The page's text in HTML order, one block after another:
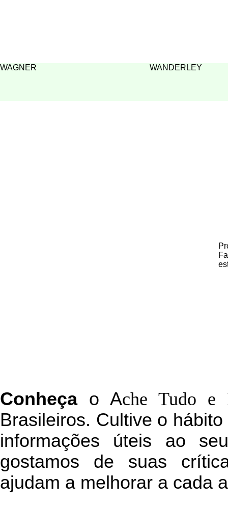
WAGNER WANDERLEY
Conheçao Ache Tudo e
Brasileiros. Cultive o
informações úteis ao
gostamos de suas
ajudam a melhorar a cada